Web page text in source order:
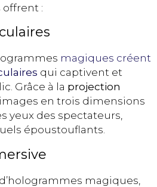
offrent :
magiques créent
qui captivent et
Grâce à la projection
en trois dimensions
yeux des spectateurs,
époustouflants.
magiques,